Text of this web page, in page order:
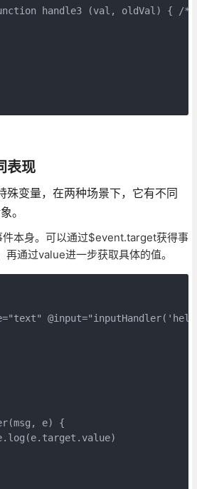
handle3 (val, oldVal) { /*
表现
殊变量，在两种场景下，它有不同
。
件本身。可以通过$event.target获得事
通过value进一步获取具体的值。
e) {